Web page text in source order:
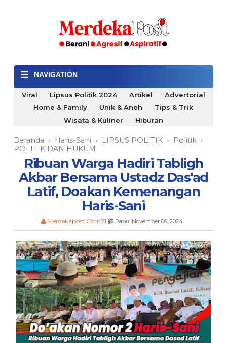
≡ NAVIGATION
Viral Lipsus Politik 2024 Artikel
Advertorial
Home & Family
Unik & Aneh
Tips & Trik
Wisata & Kuliner
Hiburan
Beranda › Haris-Sani › LIPSUS POLITIK › Politik ›
POLITIK DAN HUKUM
Ribuan Warga Hadiri Tabligh
Akbar Bersama Ustadz Das'ad
Latif, Doakan Kemenangan
Haris-Sani
Merdekapost.Com21 Rabu, November 06, 2024